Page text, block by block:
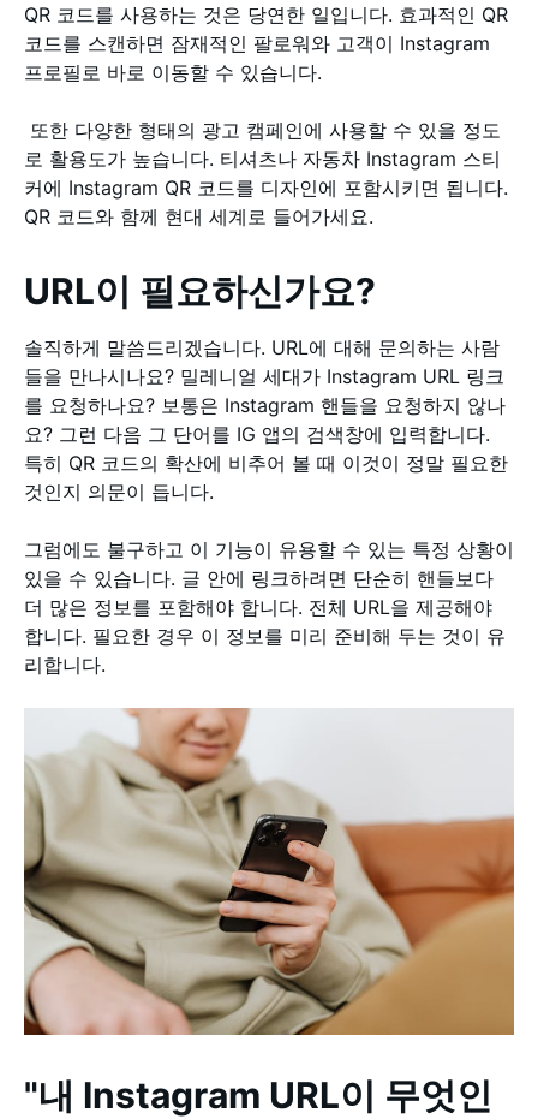
QR 코드를 사용하는 것은 당연한 일입니다. 효과적인 QR
코드를 스캔하면 잠재적인 팔로워와 고객이 Instagram
프로필로 바로 이동할 수 있습니다.
또한 다양한 형태의 광고 캠페인에 사용할 수 있을 정도
로 활용도가 높습니다. 티셔츠나 자동차 Instagram 스티
커에 Instagram QR 코드를 디자인에 포함시키면 됩니다.
QR 코드와 함께 현대 세계로 들어가세요.
URL이 필요하신가요?
솔직하게 말씀드리겠습니다. URL에 대해 문의하는 사람
들을 만나시나요? 밀레니얼 세대가 Instagram URL 링크
를 요청하나요? 보통은 Instagram 핸들을 요청하지 않나
요? 그런 다음 그 단어를 IG 앱의 검색창에 입력합니다.
특히 QR 코드의 확산에 비추어 볼 때 이것이 정말 필요한
것인지 의문이 듭니다.
그럼에도 불구하고 이 기능이 유용할 수 있는 특정 상황이
있을 수 있습니다. 글 안에 링크하려면 단순히 핸들보다
더 많은 정보를 포함해야 합니다. 전체 URL을 제공해야
합니다. 필요한 경우 이 정보를 미리 준비해 두는 것이 유
리합니다.
"내 Instagram URL이 무엇인